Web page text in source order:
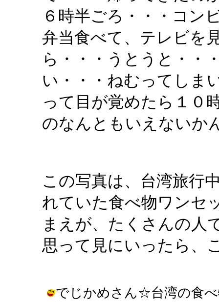
６時半ごろ・・・コン
弁当食べて、テレビを
ら・・・うとうと・・
い・・・ねむってしま
って目が覚めたら１０
のなんともいえないか
この写真は、台湾旅行
れていた食べ物ワンセ
まえが、たくさんの人
思って見にいったら、
でじかめさん☆台湾の食